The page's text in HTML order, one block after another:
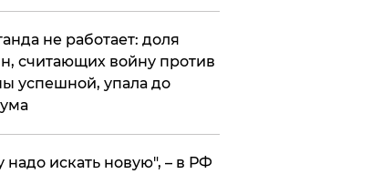
не работает: доля
считающих войну против
успешной, упала до
надо искать новую", – в РФ